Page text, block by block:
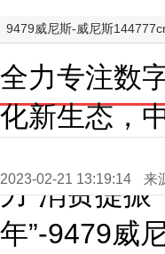
9479威尼斯-威尼斯
全力专注数
化新生态，
力“消费提振
年”-9479威
2023-02-21 13:19:14 来